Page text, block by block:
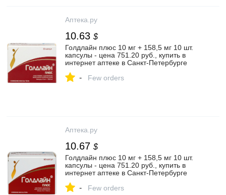
Аптека.ру
10.63 $
Голдлайн плюс 10 мг + 158,5 мг 10 шт.
капсулы - цена 751.20 руб., купить в
интернет аптеке в Санкт-Петербурге
капсулы, инструкция по применению
- Few orders
Аптека.ру
10.67 $
Голдлайн плюс 10 мг + 158,5 мг 10 шт.
капсулы - цена 751.20 руб., купить в
интернет аптеке в Санкт-Петербурге
капсулы, инструкция по применению
- Few orders